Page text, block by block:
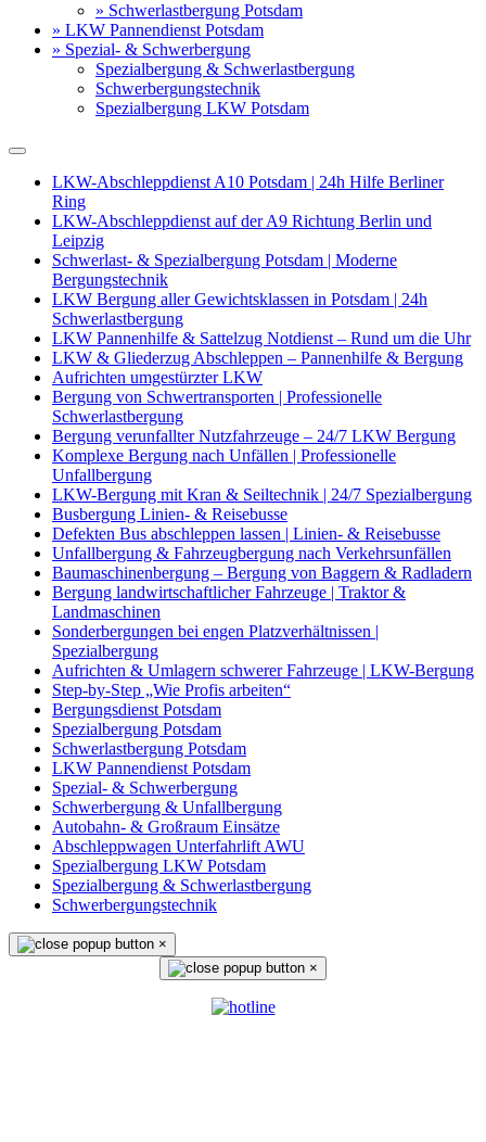
» Schwerlastbergung Potsdam
» LKW Pannendienst Potsdam
» Spezial- & Schwerbergung
Spezialbergung & Schwerlastbergung
Schwerbergungstechnik
Spezialbergung LKW Potsdam
LKW-Abschleppdienst A10 Potsdam | 24h Hilfe Berliner
Ring
LKW-Abschleppdienst auf der A9 Richtung Berlin und
Leipzig
Schwerlast- & Spezialbergung Potsdam | Moderne
Bergungstechnik
LKW Bergung aller Gewichtsklassen in Potsdam | 24h
Schwerlastbergung
LKW Pannenhilfe & Sattelzug Notdienst – Rund um die Uhr
LKW & Gliederzug Abschleppen – Pannenhilfe & Bergung
Aufrichten umgestürzter LKW
Bergung von Schwertransporten | Professionelle
Schwerlastbergung
Bergung verunfallter Nutzfahrzeuge – 24/7 LKW Bergung
Komplexe Bergung nach Unfällen | Professionelle
Unfallbergung
LKW-Bergung mit Kran & Seiltechnik | 24/7 Spezialbergung
Busbergung Linien- & Reisebusse
Defekten Bus abschleppen lassen | Linien- & Reisebusse
Unfallbergung & Fahrzeugbergung nach Verkehrsunfällen
Baumaschinenbergung – Bergung von Baggern & Radladern
Bergung landwirtschaftlicher Fahrzeuge | Traktor &
Landmaschinen
Sonderbergungen bei engen Platzverhältnissen |
Spezialbergung
Aufrichten & Umlagern schwerer Fahrzeuge | LKW-Bergung
Step-by-Step „Wie Profis arbeiten“
Bergungsdienst Potsdam
Spezialbergung Potsdam
Schwerlastbergung Potsdam
LKW Pannendienst Potsdam
Spezial- & Schwerbergung
Schwerbergung & Unfallbergung
Autobahn- & Großraum Einsätze
Abschleppwagen Unterfahrlift AWU
Spezialbergung LKW Potsdam
Spezialbergung & Schwerlastbergung
Schwerbergungstechnik
×
×